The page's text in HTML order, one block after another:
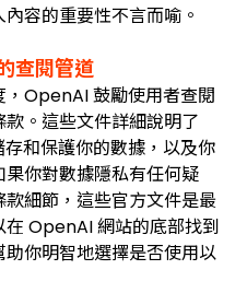
容的重要性不言而喻。
查閱管道
OpenAI 鼓勵使用者查閱
。這些文件詳細說明了
和保護你的數據，以及你
你對數據隱私有任何疑
細節，這些官方文件是最
OpenAI 網站的底部找到
你明智地選擇是否使用以